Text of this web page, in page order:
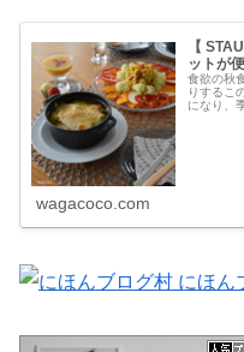
【
ットが
食欲の秋
りするこ
になり、
wagacoco.com